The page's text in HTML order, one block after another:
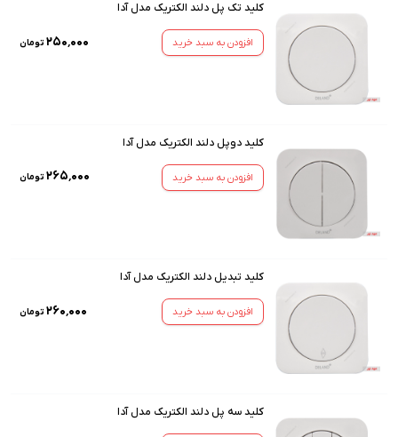
کلید تک پل دلند الکتریک مدل آدا
افزودن به سبد خرید ۲۵۰٬۰۰۰ تومان
کلید دوپل دلند الکتریک مدل آدا
افزودن به سبد خرید ۲۶۵٬۰۰۰ تومان
کلید تبدیل دلند الکتریک مدل آدا
افزودن به سبد خرید ۲۶۰٬۰۰۰ تومان
کلید سه پل دلند الکتریک مدل آدا